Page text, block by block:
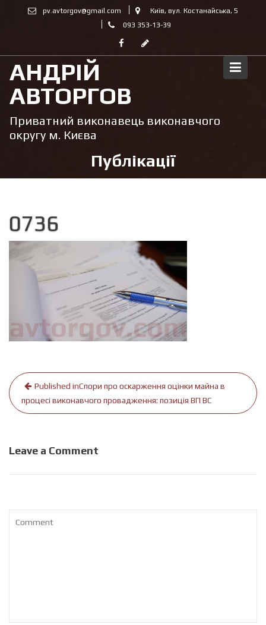
pv.avtorgov@gmail.com
Київ, вул. Костанайська, 5
093 353-13-39
АНДРІЙ
АВТОРГОВ
Приватний виконавець виконавчого
округу м. Києва
Публікації
0736
Навігація
записів
Published inСпори про оскарження оцінки майна в
процесі виконавчого провадження: позиція ВП ВС
Leave a Comment